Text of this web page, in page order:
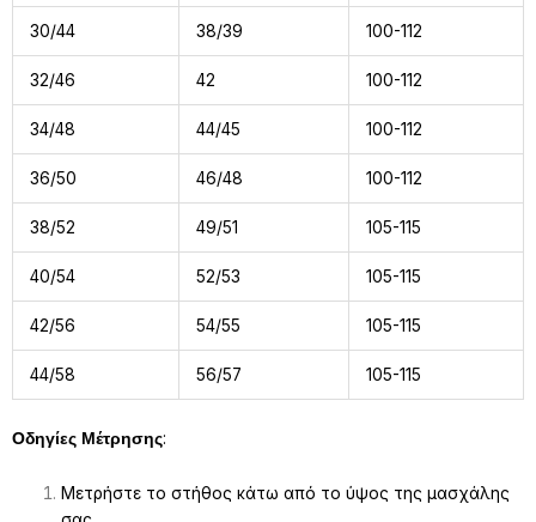
30/44 38/39 100-112
32/46 42 100-112
34/48 44/45 100-112
36/50 46/48 100-112
38/52 49/51 105-115
40/54 52/53 105-115
42/56 54/55 105-115
44/58 56/57 105-115
Οδηγίες Μέτρησης:
Μετρήστε το στήθος κάτω από το ύψος της μασχάλης